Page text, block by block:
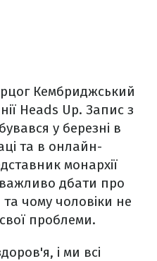
Кембриджський
Heads Up. Запис з
у березні в
та в онлайн-
монархії
дбати про
чому чоловіки не
проблеми.
і ​​ми всі